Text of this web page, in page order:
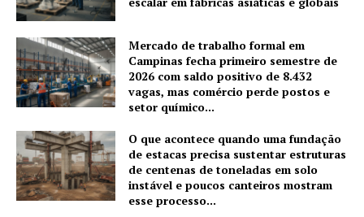
Mercado de trabalho formal em
Campinas fecha primeiro semestre de
2026 com saldo positivo de 8.432
vagas, mas comércio perde postos e
setor químico...
O que acontece quando uma fundação
de estacas precisa sustentar estruturas
de centenas de toneladas em solo
instável e poucos canteiros mostram
esse processo...